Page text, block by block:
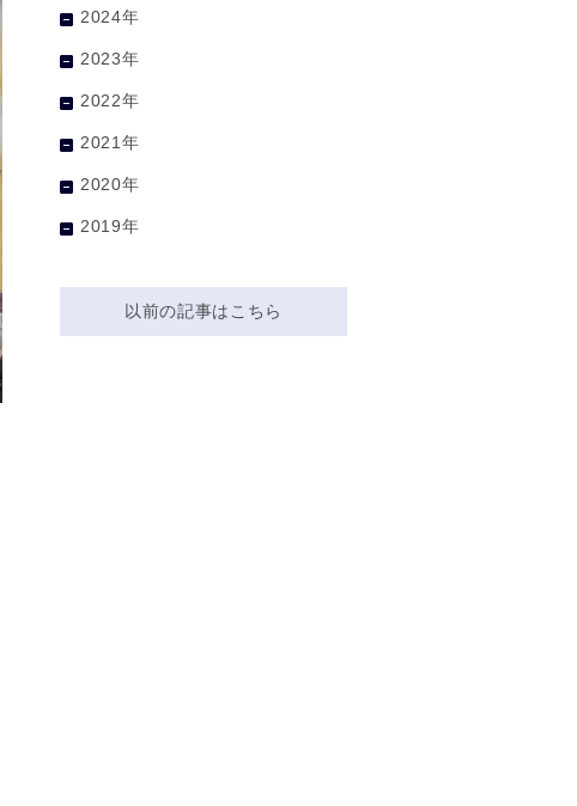
2024年
2023年
2022年
2021年
2020年
2019年
以前の記事はこちら